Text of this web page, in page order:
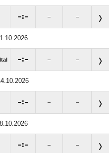
: – –
: – –
: – –
: – –